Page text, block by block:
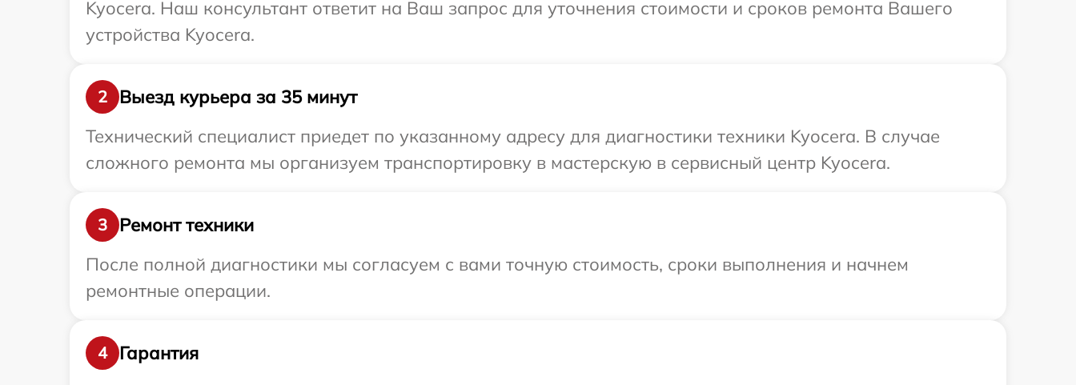
Kyocera. Наш консультант ответит на Ваш запрос для уточнения стоимости и сроков ремонта Вашего
устройства Kyocera.
2
Выезд курьера за 35 минут
Технический специалист приедет по указанному адресу для диагностики техники Kyocera. В случае
сложного ремонта мы организуем транспортировку в мастерскую в сервисный центр Kyocera.
3
Ремонт техники
После полной диагностики мы согласуем с вами точную стоимость, сроки выполнения и начнем
ремонтные операции.
4
Гарантия